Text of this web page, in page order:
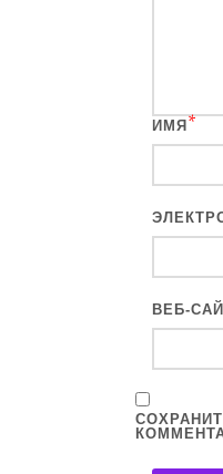
ИМЯ *
ВЕБ-